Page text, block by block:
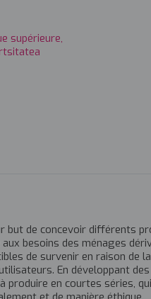
supérieure,
but de concevoir différents
besoins des ménages
de survenir en raison de
En développant
produire en courtes séries,